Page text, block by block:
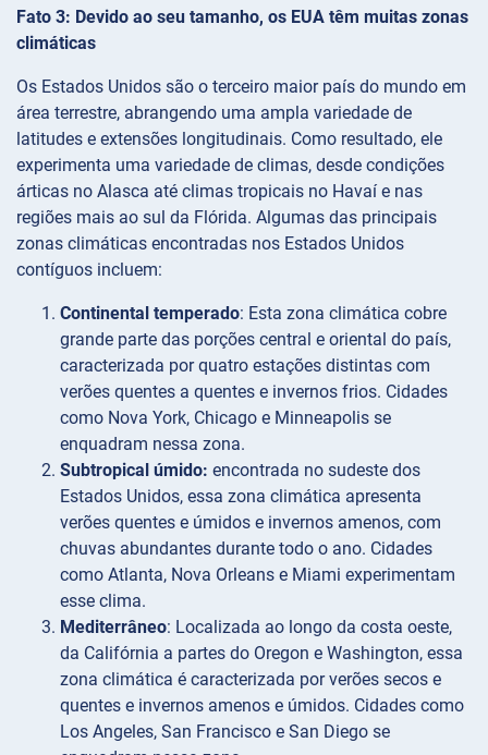
Fato 3: Devido ao seu tamanho, os EUA têm muitas zonas
climáticas
Os Estados Unidos são o terceiro maior país do mundo em
área terrestre, abrangendo uma ampla variedade de
latitudes e extensões longitudinais. Como resultado, ele
experimenta uma variedade de climas, desde condições
árticas no Alasca até climas tropicais no Havaí e nas
regiões mais ao sul da Flórida. Algumas das principais
zonas climáticas encontradas nos Estados Unidos
contíguos incluem:
Continental temperado: Esta zona climática cobre
grande parte das porções central e oriental do país,
caracterizada por quatro estações distintas com
verões quentes a quentes e invernos frios. Cidades
como Nova York, Chicago e Minneapolis se
enquadram nessa zona.
Subtropical úmido: encontrada no sudeste dos
Estados Unidos, essa zona climática apresenta
verões quentes e úmidos e invernos amenos, com
chuvas abundantes durante todo o ano. Cidades
como Atlanta, Nova Orleans e Miami experimentam
esse clima.
Mediterrâneo: Localizada ao longo da costa oeste,
da Califórnia a partes do Oregon e Washington, essa
zona climática é caracterizada por verões secos e
quentes e invernos amenos e úmidos. Cidades como
Los Angeles, San Francisco e San Diego se